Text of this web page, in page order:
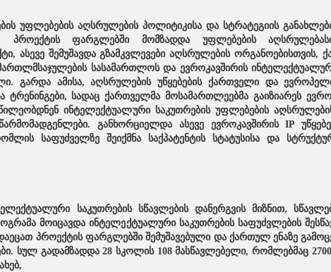
უფლებების აღსრულების პოლიტიკისა და სტრატეგიის
ფარგლებში მომზადდა უფლებების
ასევე შემუშავდა გზამკვლევები აღსრულების ორგანოებისთვის,
სასამართლოს და ევროკავშირის
გარდა ამისა, აღსრულების უწყებების ქართველი და
სადაც ქართველმა მოსამართლეებმა გაიზიარეს
ინტელექტუალური საკუთრების უფლებების
განხორციელდა ასევე ევროკავშირის IP
საფუძველზე შეიქმნა საქპატენტის სტატუსისა და
საკუთრების სწავლების დანერგვის მიზნით,
მოიცავდა ინტელექტუალური საკუთრების საფუძვლების
პროექტის ფარგლებში შემუშავებული და ქართულ ენაზე
სულ გადამზადდა 28 სკოლის 108 მასწავლებელი, რომლებმაც